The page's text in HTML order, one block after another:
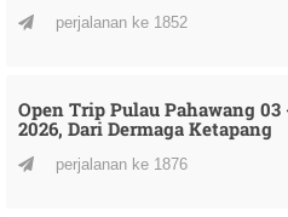
perjalanan ke 1852
Open Trip Pulau Pahawang 03
2026, Dari Dermaga Ketapang
perjalanan ke 1876